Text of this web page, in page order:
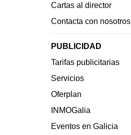
Cartas al director
Contacta con nosotros
PUBLICIDAD
Tarifas publicitarias
Servicios
Oferplan
INMOGalia
Eventos en Galicia